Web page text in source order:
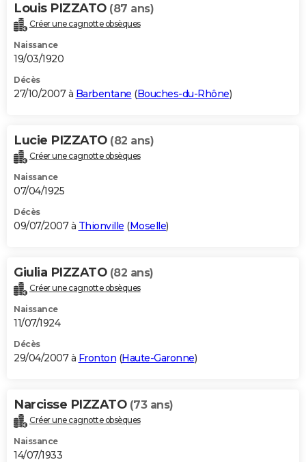
Louis PIZZATO (87 ans)
Créer une cagnotte obsèques
Naissance
19/03/1920
Décès
27/10/2007 à Barbentane (Bouches-du-Rhône)
Lucie PIZZATO (82 ans)
Créer une cagnotte obsèques
Naissance
07/04/1925
Décès
09/07/2007 à Thionville (Moselle)
Giulia PIZZATO (82 ans)
Créer une cagnotte obsèques
Naissance
11/07/1924
Décès
29/04/2007 à Fronton (Haute-Garonne)
Narcisse PIZZATO (73 ans)
Créer une cagnotte obsèques
Naissance
14/07/1933